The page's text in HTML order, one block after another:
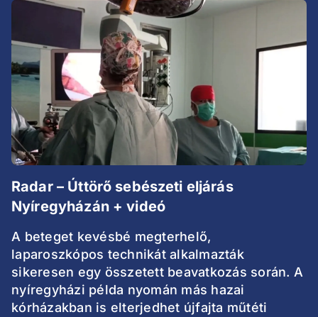
Radar – Úttörő sebészeti eljárás
Nyíregyházán + videó
A beteget kevésbé megterhelő,
laparoszkópos technikát alkalmazták
sikeresen egy összetett beavatkozás során. A
nyíregyházi példa nyomán más hazai
kórházakban is elterjedhet újfajta műtéti